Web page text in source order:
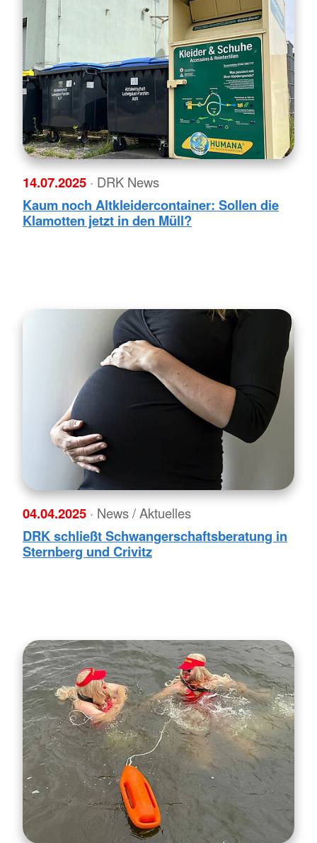
14.07.2025 · DRK News
Kaum noch Altkleidercontainer: Sollen die
Klamotten jetzt in den Müll?
04.04.2025 · News / Aktuelles
DRK schließt Schwangerschaftsberatung in
Sternberg und Crivitz